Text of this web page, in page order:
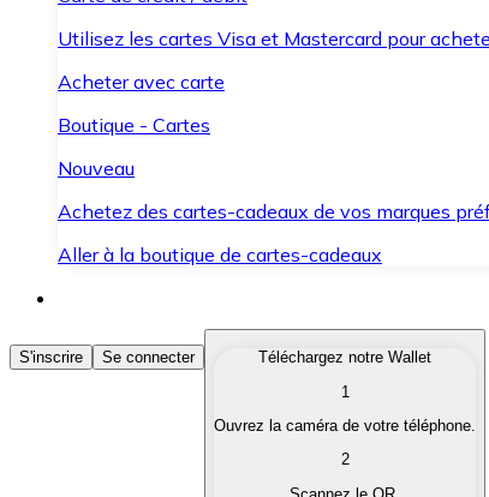
Utilisez les cartes Visa et Mastercard pour
Acheter avec carte
Boutique - Cartes
Nouveau
Achetez des cartes-cadeaux de vos marques
Aller à la boutique de cartes-cadeaux
Acheter des Cryptomonnaies
Achetez les cryptomonnaies qui vous
Convertissez vos cryptomonnaies en monnaie
S'inscrire Se connecter
Téléchargez notre Wallet
1
Ouvrez la caméra de votre téléphone.
2